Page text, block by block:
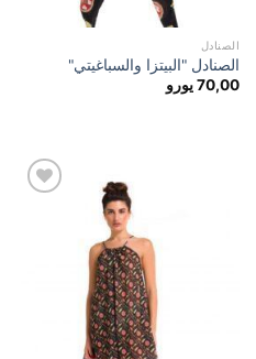
الصنادل
الصنادل "البيتزا والسباغيتي"
70,00 يورو